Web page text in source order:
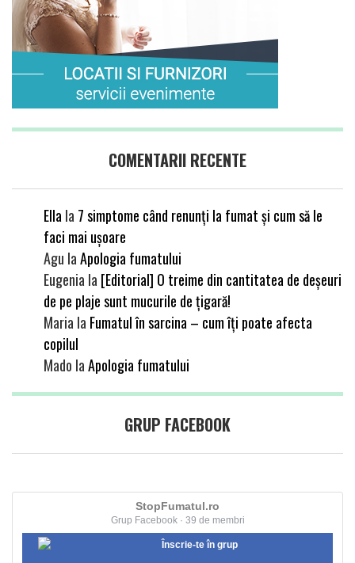
COMENTARII RECENTE
Ella la 7 simptome când renunți la fumat și cum să le
faci mai ușoare
Agu laApologia fumatului
Eugenia la [Editorial] O treime din cantitatea de deșeuri
de pe plaje sunt mucurile de țigară!
Maria la Fumatul în sarcina – cum îți poate afecta
copilul
Mado laApologia fumatului
GRUP FACEBOOK
StopFumatul.ro
Grup Facebook · 39 de membri
Înscrie-te în grup